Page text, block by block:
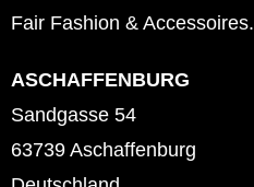
Fair Fashion & Accessoires.
ASCHAFFENBURG
Sandgasse 54
63739 Aschaffenburg